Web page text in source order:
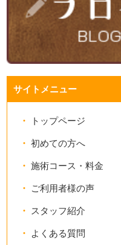
サイトメニュー
トップページ
初めての方へ
施術コース・料金
ご利用者様の声
スタッフ紹介
よくある質問